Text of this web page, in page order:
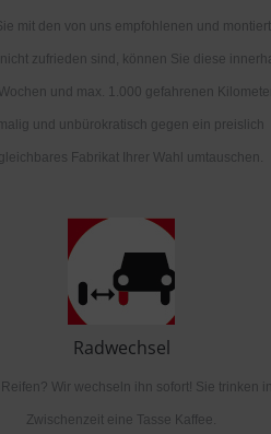
mit den von uns empfohlenen und
zufrieden sind, können Sie diese
und max. 1.000 gefahrenen
und unbürokratisch gegen ein preislich
Fabrikat Ihrer Wahl umtauschen.
Radwechsel
Reifen? Wir wechseln ihn sofort! Sie trinken
Zwischenzeit eine Tasse Kaffee.